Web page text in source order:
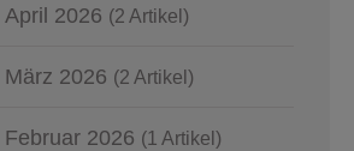
April 2026 (2 Artikel)
März 2026 (2 Artikel)
Februar 2026 (1 Artikel)